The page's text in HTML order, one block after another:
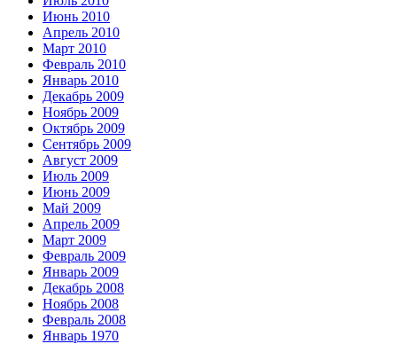
Июнь 2010
Апрель 2010
Март 2010
Февраль 2010
Январь 2010
Декабрь 2009
Ноябрь 2009
Октябрь 2009
Сентябрь 2009
Август 2009
Июль 2009
Июнь 2009
Май 2009
Апрель 2009
Март 2009
Февраль 2009
Январь 2009
Декабрь 2008
Ноябрь 2008
Февраль 2008
Январь 1970